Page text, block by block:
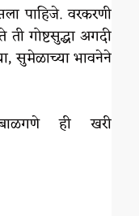
पाहिजे. वरकरणी
गोष्टसुद्धा अगदी
सुमेळाच्या भावनेने
बाळगणे ही खरी